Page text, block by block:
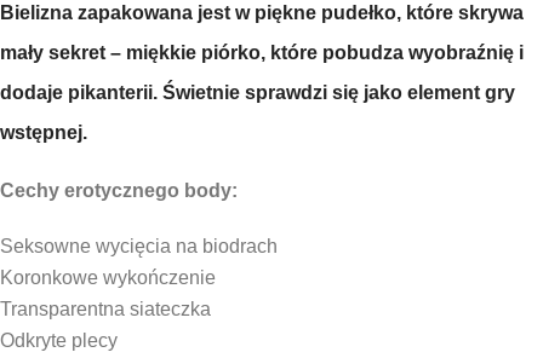
Bielizna zapakowana jest w piękne pudełko, które skrywa
mały sekret – miękkie piórko, które pobudza wyobraźnię i
dodaje pikanterii. Świetnie sprawdzi się jako element gry
wstępnej.
Cechy erotycznego body:
Seksowne wycięcia na biodrach
Koronkowe wykończenie
Transparentna siateczka
Odkryte plecy